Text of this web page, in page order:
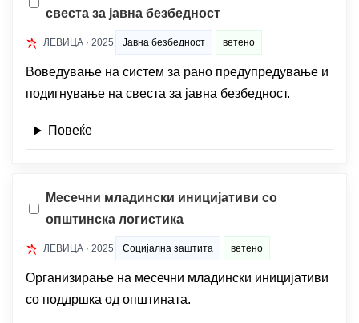
свеста за јавна безбедност
ЛЕВИЦА · 2025 Јавна безбедност ветено
Воведување на систем за рано предупредување и
подигнување на свеста за јавна безбедност.
Повеќе
Месечни младински иницијативи со
општинска логистика
ЛЕВИЦА · 2025 Социјална заштита ветено
Организирање на месечни младински иницијативи
со поддршка од општината.